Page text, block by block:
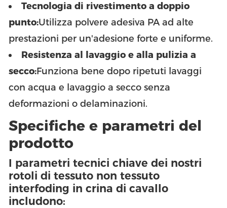
Tecnologia di rivestimento a doppio
punto:Utilizza polvere adesiva PA ad alte
prestazioni per un'adesione forte e uniforme.
Resistenza al lavaggio e alla pulizia a
secco:Funziona bene dopo ripetuti lavaggi
con acqua e lavaggio a secco senza
deformazioni o delaminazioni.
Specifiche e parametri del
prodotto
I parametri tecnici chiave dei nostri
rotoli di tessuto non tessuto
interfoding in crina di cavallo
includono: